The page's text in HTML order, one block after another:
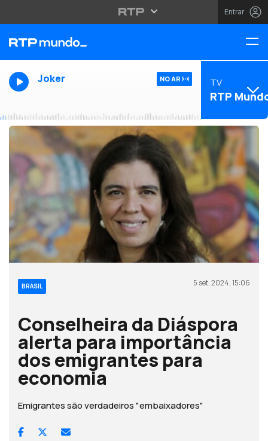
Entrar
Joker NO AR TV
RTP
BRASIL 5 set, 2024, 15:06
Conselheira da Diáspora
alerta para importância
dos emigrantes para
economia
Emigrantes são verdadeiros "embaixadores"